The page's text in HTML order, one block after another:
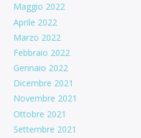
Maggio 2022
Aprile 2022
Marzo 2022
Febbraio 2022
Gennaio 2022
Dicembre 2021
Novembre 2021
Ottobre 2021
Settembre 2021